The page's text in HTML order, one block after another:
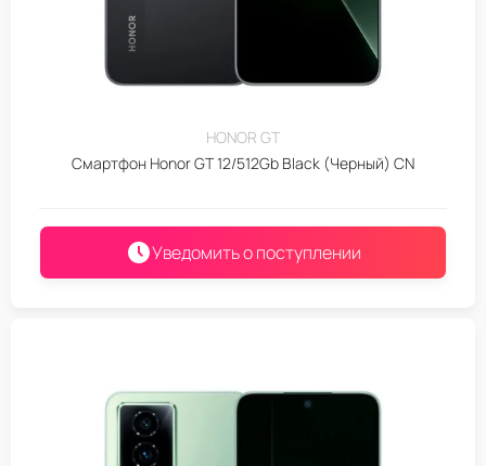
HONOR GT
Смартфон Honor GT 12/512Gb Black (Черный) CN
Уведомить о поступлении